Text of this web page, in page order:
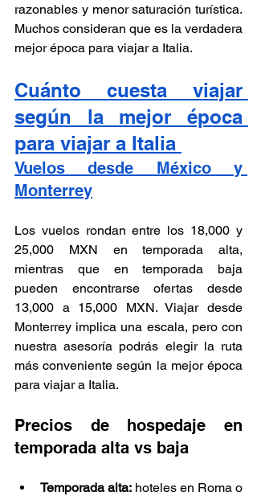
razonables y menor saturación turística.
Muchos consideran que es la verdadera
mejor época para viajar a Italia.
Cuánto cuesta viajar
según la mejor época
para viajar a Italia
Vuelos desde México y
Monterrey
Los vuelos rondan entre los 18,000 y
25,000 MXN en temporada alta,
mientras que en temporada baja
pueden encontrarse ofertas desde
13,000 a 15,000 MXN. Viajar desde
Monterrey implica una escala, pero con
nuestra asesoría podrás elegir la ruta
más conveniente según la mejor época
para viajar a Italia.
Precios de hospedaje en
temporada alta vs baja
Temporada alta: hoteles en Roma o